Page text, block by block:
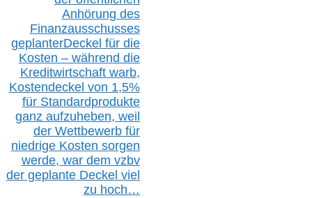
Anhörung des
Finanzausschusses
geplanterDeckel für die
Kosten – während die
Kreditwirtschaft warb,
Kostendeckel von 1,5%
für Standardprodukte
ganz aufzuheben, weil
der Wettbewerb für
niedrige Kosten sorgen
werde, war dem vzbv
der geplante Deckel viel
zu hoch…